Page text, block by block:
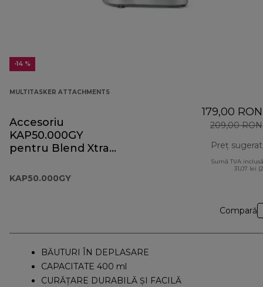
-14 %
MULTITASKER ATTACHMENTS
Accesoriu
KAP50.000GY
pentru Blend Xtract
KAP50.000GY
179,00 RON
209,00 RON
Preț sugerat
Sumă TVA
31,07 lei
Compară
BĂUTURI ÎN DEPLASARE
CAPACITATE 400 ml
CURĂȚARE DURABILĂ ȘI FACILĂ